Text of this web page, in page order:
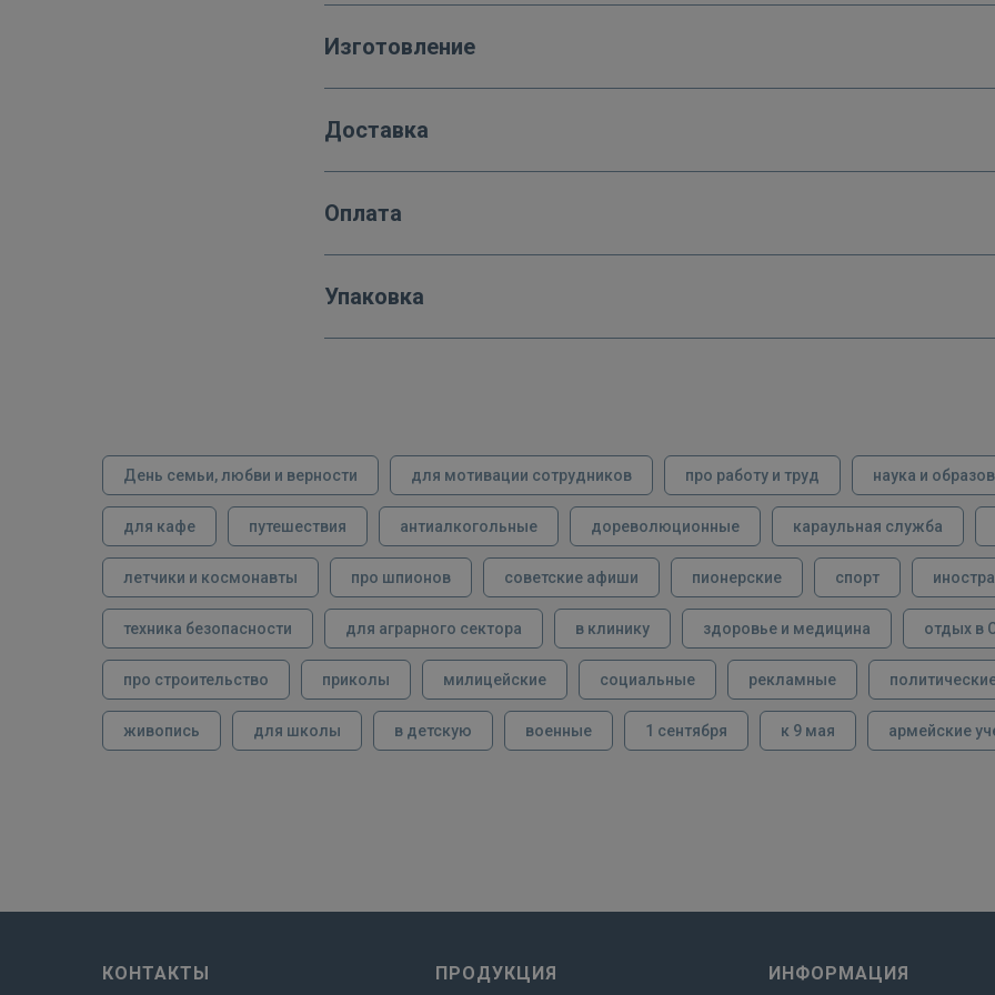
Изготовление
Доставка
Оплата
Упаковка
День семьи, любви и верности для мотивации сотрудников про работу и труд наука и
для кафе путешествия антиалкогольные дореволюционные караульная служба
летчики и космонавты про шпионов советские афиши пионерские спорт
техника безопасности для аграрного сектора в клинику здоровье и медицина отдых в
про строительство приколы милицейские социальные рекламные
живопись для школы в детскую военные 1 сентября к 9 мая армейские
КОНТАКТЫ ПРОДУКЦИЯ ИНФОРМАЦИЯ